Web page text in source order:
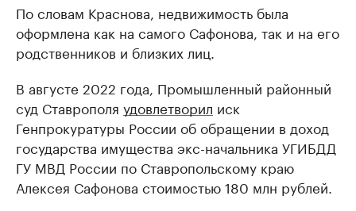
По словам Краснова, недвижимость была
оформлена как на самого Сафонова, так и на его
родственников и близких лиц.
В августе 2022 года, Промышленный районный
суд Ставрополя удовлетворил иск
Генпрокуратуры России об обращении в доход
государства имущества экс-начальника УГИБДД
ГУ МВД России по Ставропольскому краю
Алексея Сафонова стоимостью 180 млн рублей.